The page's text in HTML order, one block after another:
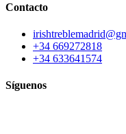
Contacto
+34 669272818
+34 633641574
Síguenos